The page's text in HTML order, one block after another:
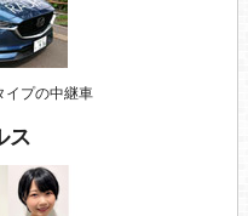
イプの中継車
ス